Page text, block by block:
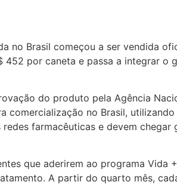
no Brasil começou a ser vendida
por caneta e passa a integrar
do produto pela Agência
comercialização no Brasil,
farmacêuticas e devem
que aderirem ao programa Vida
A partir do quarto mês,